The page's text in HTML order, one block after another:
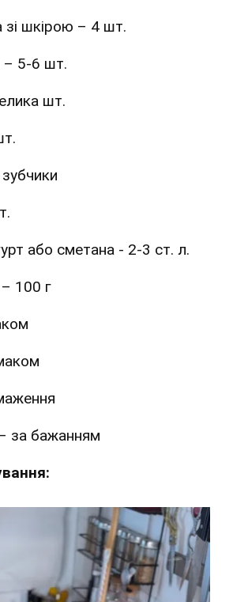
зі шкірою – 4 шт.
– 5-6 шт.
шт.
або сметана - 2-3 ст. л.
100 г
за бажанням